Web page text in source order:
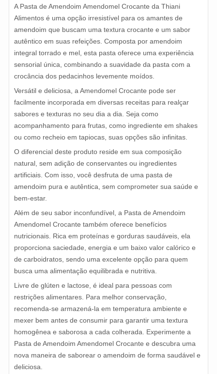
A Pasta de Amendoim Amendomel Crocante da Thiani
Alimentos é uma opção irresistível para os amantes de
amendoim que buscam uma textura crocante e um sabor
autêntico em suas refeições. Composta por amendoim
integral torrado e mel, esta pasta oferece uma experiência
sensorial única, combinando a suavidade da pasta com a
crocância dos pedacinhos levemente moídos.
Versátil e deliciosa, a Amendomel Crocante pode ser
facilmente incorporada em diversas receitas para realçar
sabores e texturas no seu dia a dia. Seja como
acompanhamento para frutas, como ingrediente em shakes
ou como recheio em tapiocas, suas opções são infinitas.
O diferencial deste produto reside em sua composição
natural, sem adição de conservantes ou ingredientes
artificiais. Com isso, você desfruta de uma pasta de
amendoim pura e autêntica, sem comprometer sua saúde e
bem-estar.
Além de seu sabor inconfundível, a Pasta de Amendoim
Amendomel Crocante também oferece benefícios
nutricionais. Rica em proteínas e gorduras saudáveis, ela
proporciona saciedade, energia e um baixo valor calórico e
de carboidratos, sendo uma excelente opção para quem
busca uma alimentação equilibrada e nutritiva.
Livre de glúten e lactose, é ideal para pessoas com
restrições alimentares. Para melhor conservação,
recomenda-se armazená-la em temperatura ambiente e
mexer bem antes de consumir para garantir uma textura
homogênea e saborosa a cada colherada. Experimente a
Pasta de Amendoim Amendomel Crocante e descubra uma
nova maneira de saborear o amendoim de forma saudável e
deliciosa.